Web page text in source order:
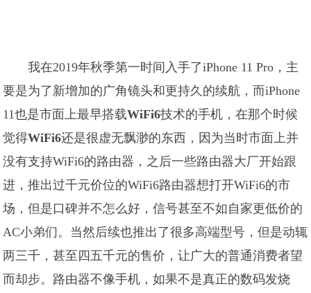
我在2019年秋季第一时间入手了iPhone 11 Pro，主
要是为了新增加的广角镜头和更持久的续航，而iPhone
11也是市面上最早搭载WiFi6技术的手机，在那个时候
觉得WiFi6还是很虚无飘渺的东西，因为当时市面上并
没有支持WiFi6的路由器，之后一些路由器大厂开始跟
进，推出过千元价位的WiFi6路由器想打开WiFi6的市
场，但是口碑并不怎么好，信号甚至不如自家更低价的
AC小弟们。当然后续也推出了很多高端型号，但是动辄
两三千，甚至四五千元的售价，让广大的普通消费者望
而却步。路由器不像手机，如果不是真正的数码发烧